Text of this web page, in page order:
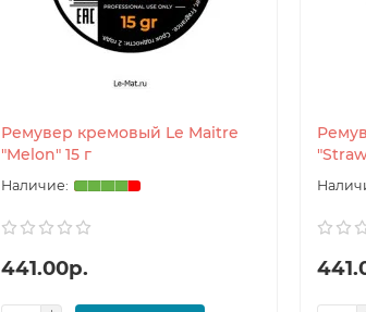
Ремувер кремовый Le Maitre
"Melon" 15 г
441.00р.